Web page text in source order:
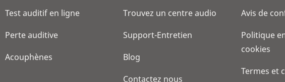
Test auditif en ligne
Perte auditive
Acouphènes
Trouvez un centre audio
Support-Entretien
Blog
Contactez nous
Avis de
Politique
cookies
Termes et